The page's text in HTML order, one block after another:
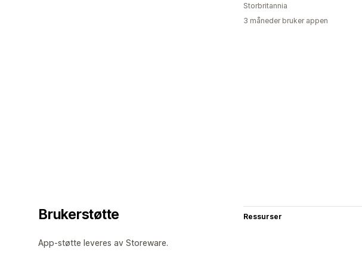
Storbritannia
3 måneder bruker appen
Brukerstøtte
App-støtte leveres av Storeware.
Ressurser